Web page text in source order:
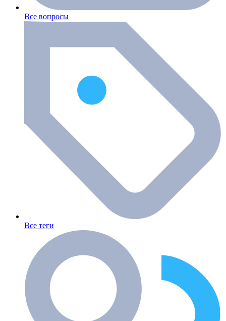
Все вопросы
Все теги